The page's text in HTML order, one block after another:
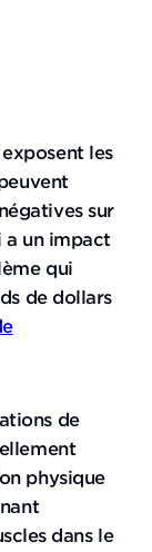
les
sur
a un impact
qui
de dollars
de
physique
dans le